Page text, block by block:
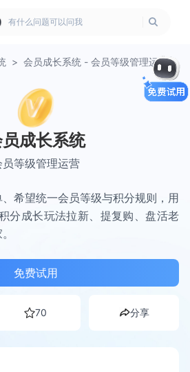
有什么问题可以问我
> 会员成长系统 - 会员等级管理运营
成长系统
员等级管理运营
希望统一会员等级与积分规则，用
分成长玩法拉新、提复购、盘活老
免费试用
70 分享